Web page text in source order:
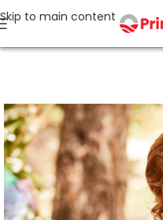
Skip to main content